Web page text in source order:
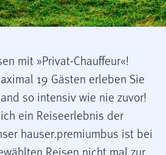
mit »Privat-Chauffeur«!
19 Gästen erleben Sie
so intensiv wie nie zuvor!
ein Reiseerlebnis der
hauser.premiumbus ist bei
Reisen nicht mal zur